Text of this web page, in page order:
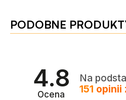
PODOBNE
4.8
Ocena
Na
151 opinii